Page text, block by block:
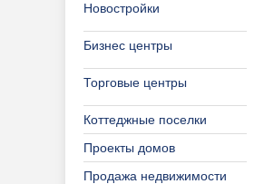
Новостройки
Бизнес центры
Торговые центры
Коттеджные поселки
Проекты домов
Продажа недвижимости